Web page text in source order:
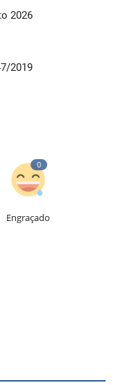
2026
2019
0
Engraçado